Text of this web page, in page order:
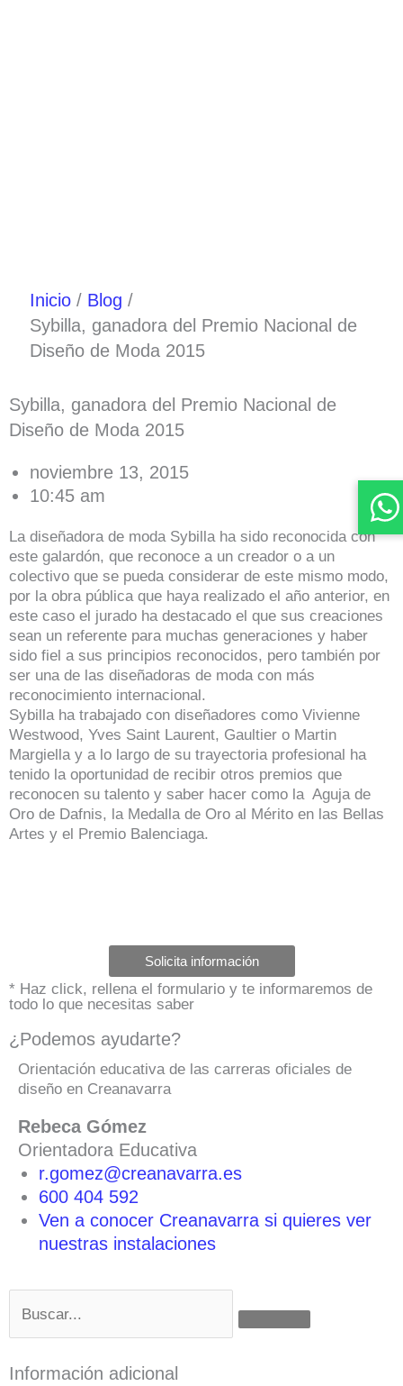
Inicio
Blog
Sybilla, ganadora del Premio Nacional de
Diseño de Moda 2015
Sybilla, ganadora del Premio Nacional de
Diseño de Moda 2015
noviembre 13, 2015
10:45 am
La diseñadora de moda Sybilla ha sido reconocida con
este galardón, que reconoce a un creador o a un
colectivo que se pueda considerar de este mismo modo,
por la obra pública que haya realizado el año anterior, en
este caso el jurado ha destacado el que sus creaciones
sean un referente para muchas generaciones y haber
sido fiel a sus principios reconocidos, pero también por
ser una de las diseñadoras de moda con más
reconocimiento internacional.
Sybilla ha trabajado con diseñadores como Vivienne
Westwood, Yves Saint Laurent, Gaultier o Martin
Margiella y a lo largo de su trayectoria profesional ha
tenido la oportunidad de recibir otros premios que
reconocen su talento y saber hacer como la Aguja de
Oro de Dafnis, la Medalla de Oro al Mérito en las Bellas
Artes y el Premio Balenciaga.
Solicita información
* Haz click, rellena el formulario y te informaremos de
todo lo que necesitas saber
¿Podemos ayudarte?
Orientación educativa de las carreras oficiales de
diseño en Creanavarra
Rebeca Gómez
Orientadora Educativa
r.gomez@creanavarra.es
600 404 592
Ven a conocer Creanavarra si quieres ver
nuestras instalaciones
Información adicional